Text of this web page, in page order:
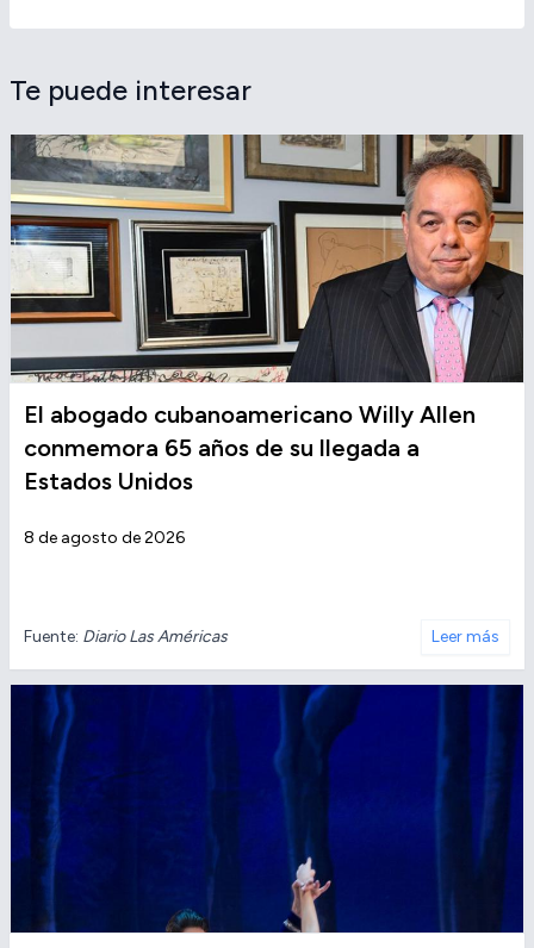
Te puede interesar
El abogado cubanoamericano Willy Allen
conmemora 65 años de su llegada a
Estados Unidos
8 de agosto de 2026
Fuente: Diario Las Américas Leer más